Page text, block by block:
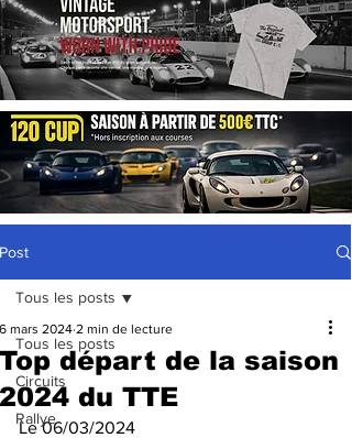
Post
Tous les posts
Circuits
Rallye
Tous les posts
Top départ de la saison
2024 du TTE
6 mars 2024 2 min de lecture
Le 06/03/2024